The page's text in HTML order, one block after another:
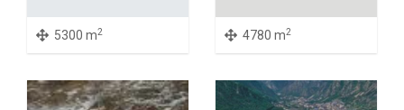
5300 m2 4780 m2